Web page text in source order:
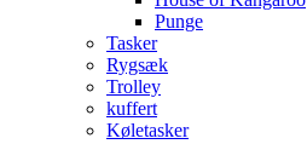
Punge
Tasker
Rygsæk
Trolley
kuffert
Køletasker